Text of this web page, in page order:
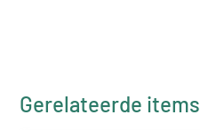
Gerelateerde items